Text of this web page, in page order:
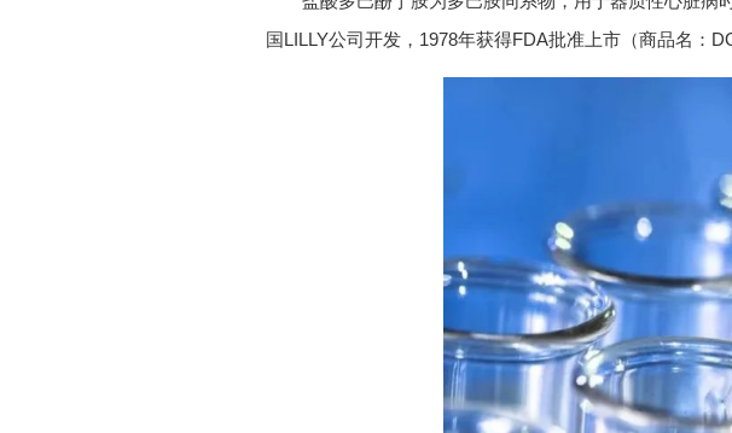
国LILLY公司开发，1978年获得FDA批准上市（商品名：